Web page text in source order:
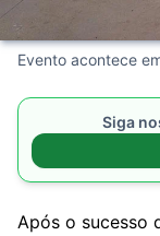
Evento acontece
Siga
Após o sucesso